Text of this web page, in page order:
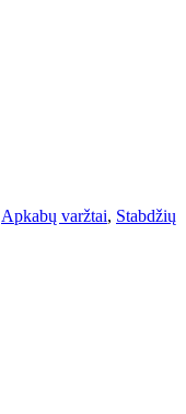
Apkabų varžtai, Stabdžių